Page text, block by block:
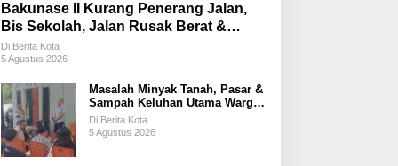
Bakunase II Kurang Penerang Jalan,
Bis Sekolah, Jalan Rusak Berat &
Susah Pupuk Subsidi
Di Berita Kota
5 Agustus 2026
Masalah Minyak Tanah, Pasar &
Sampah Keluhan Utama Warga
Airnona
Di Berita Kota
5 Agustus 2026